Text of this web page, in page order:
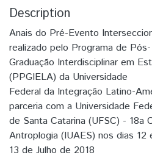
Description
Anais do Pré-Evento
realizado pelo Programa de Pós-
Graduação Interdisciplinar em
(PPGIELA) da Universidade
Federal da Integração Latino-
parceria com a Universidade
de Santa Catarina (UFSC) - 18a
Antroplogia (IUAES) nos dias 12
13 de Julho de 2018